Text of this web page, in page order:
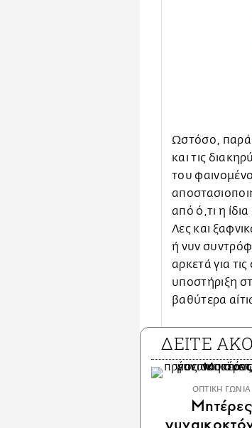
Ωστόσο, παρά
και τις
του
από ό,τι η
Λες και
ή νυν
αρκετά για
υποστήριξη
βαθύτερα
ΔΕΙΤΕ
ΟΠΤΙΚΗ ΓΩΝΙΑ
Μητέρες